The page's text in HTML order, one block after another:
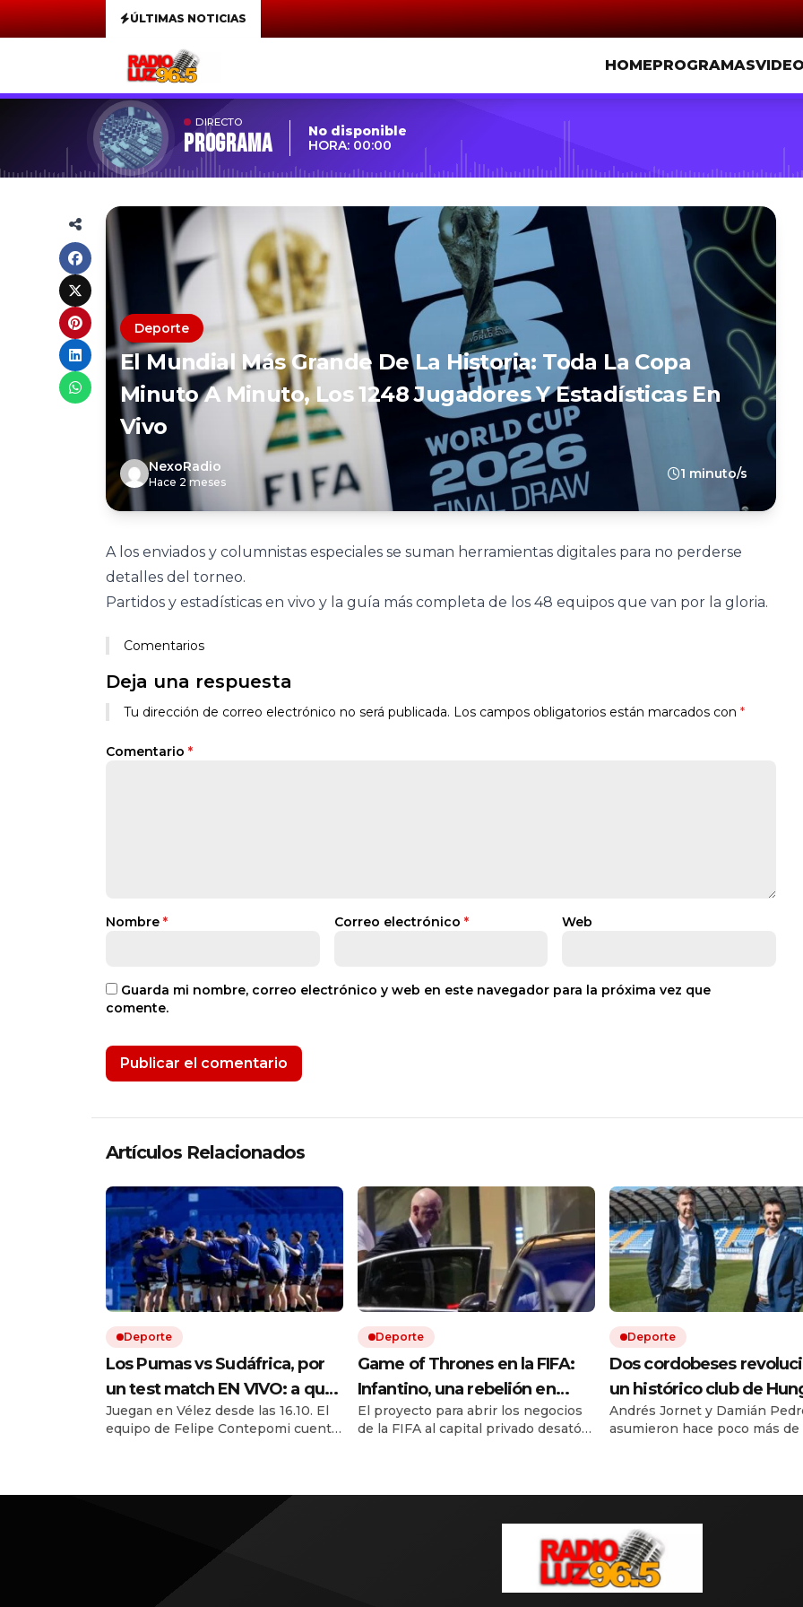
ÚLTIMAS NOTICIAS
HOMEPROGRAMAS
DIRECTO
Programa
No disponible
HORA: 00:00
Deporte
El Mundial Más Grande De La Historia: Toda La Copa
Minuto A Minuto, Los 1248 Jugadores Y Estadísticas En
Vivo
NexoRadio
Hace 2 meses
1 minuto/s
A los enviados y columnistas especiales se suman herramientas digitales para no perderse
detalles del torneo.
Partidos y estadísticas en vivo y la guía más completa de los 48 equipos que van por la gloria.
Comentarios
Deja una respuesta
Tu dirección de correo electrónico no será publicada. Los campos obligatorios están marcados con *
Comentario *
Nombre * Correo electrónico * Web
Guarda mi nombre, correo electrónico y web en este navegador para la próxima vez que
comente.
Artículos Relacionados
Deporte
Los Pumas vs Sudáfrica, por
un test match EN VIVO: a qué
hora juegan, formaciones y
cómo ver el partido
Juegan en Vélez desde las 16.10. El
equipo de Felipe Contepomi cuenta
Deporte
Game of Thrones en la FIFA:
Infantino, una rebelión en
marcha y la batalla por el trono
El proyecto para abrir los negocios
de la FIFA al capital privado desató
cierran filas alrededor de su
Deporte
Dos cordobeses
un histórico club de
con una fórmula
Andrés Jornet y Damián
asumieron hace poco más de
El proyecto apuesta por
cuatro compatriotas en el